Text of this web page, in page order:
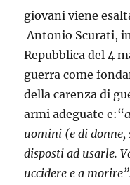
giovani viene
Antonio Scurati,
Repubblica del 4
guerra come
della carenza di
armi adeguate e:“
uomini (e di donne,
disposti ad usarle.
uccidere e a